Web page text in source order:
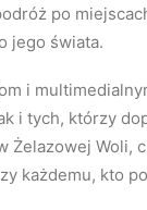
po
jego świata.
i
i tych, którzy
Żelazowej Woli,
każdemu, kto